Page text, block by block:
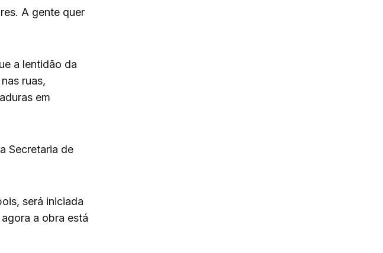
A gente quer
a lentidão da
ruas,
em
Secretaria de
será iniciada
a obra está